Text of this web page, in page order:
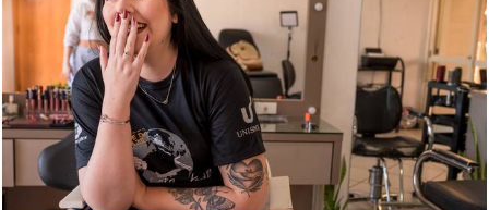
936